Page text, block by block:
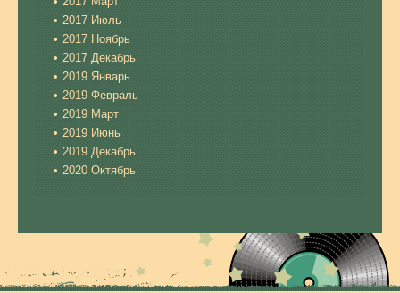
2017 Июль
2017 Ноябрь
2017 Декабрь
2019 Январь
2019 Февраль
2019 Март
2019 Июнь
2019 Декабрь
2020 Октябрь